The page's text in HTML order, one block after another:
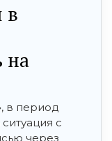
в
на
в период
с
через